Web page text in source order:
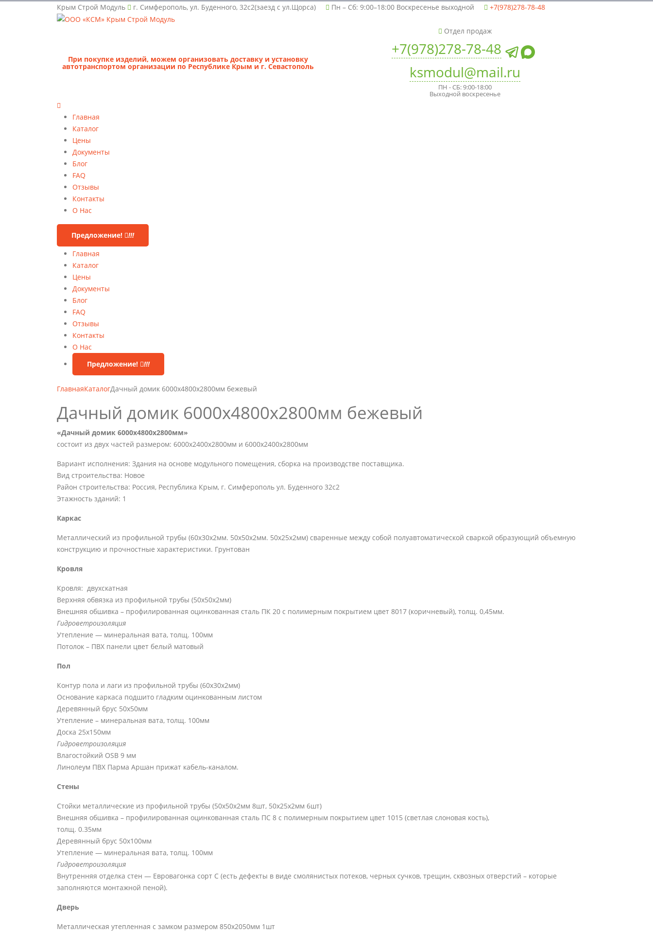
Крым Строй Модуль г. Симферополь, ул. Буденного, 32с2(заезд с ул.Щорса) Пн – Сб: 9:00–18:00 Воскресенье выходной +7(978)278-78-48
При покупке изделий, можем организовать доставку и установку
автотранспортом организации по Республике Крым и г. Севастополь
Отдел продаж
+7(978)278-78-48
ksmodul@mail.ru
ПН - СБ: 9:00-18:00
Выходной воскресенье
Главная
Каталог
Цены
Документы
Блог
FAQ
Отзывы
Контакты
О Нас
Предложение!
!!!
Главная
Каталог
Цены
Документы
Блог
FAQ
Отзывы
Контакты
О Нас
Предложение!
!!!
ГлавнаяКаталогДачный домик 6000х4800х2800мм бежевый
Дачный домик 6000х4800х2800мм бежевый
«Дачный домик 6000х4800х2800мм»
состоит из двух частей размером: 6000х2400х2800мм и 6000х2400х2800мм
Вариант исполнения: Здания на основе модульного помещения, сборка на производстве поставщика.
Вид строительства: Новое
Район строительства: Россия, Республика Крым, г. Симферополь ул. Буденного 32с2
Этажность зданий: 1
Каркас
Металлический из профильной трубы (60х30х2мм. 50х50х2мм. 50х25х2мм) сваренные между собой полуавтоматической сваркой образующий объемную
конструкцию и прочностные характеристики. Грунтован
Кровля
Кровля: двухскатная
Верхняя обвязка из профильной трубы (50х50х2мм)
Внешняя обшивка – профилированная оцинкованная сталь ПК 20 с полимерным покрытием цвет 8017 (коричневый), толщ. 0,45мм.
Гидроветроизоляция
Утепление — минеральная вата, толщ. 100мм
Потолок – ПВХ панели цвет белый матовый
Пол
Контур пола и лаги из профильной трубы (60х30х2мм)
Основание каркаса подшито гладким оцинкованным листом
Деревянный брус 50х50мм
Утепление – минеральная вата, толщ. 100мм
Доска 25х150мм
Гидроветроизоляция
Влагостойкий OSB 9 мм
Линолеум ПВХ Парма Аршан прижат кабель-каналом.
Стены
Стойки металлические из профильной трубы (50х50х2мм 8шт, 50х25х2мм 6шт)
Внешняя обшивка – профилированная оцинкованная сталь ПС 8 с полимерным покрытием цвет 1015 (светлая слоновая кость),
толщ. 0.35мм
Деревянный брус 50х100мм
Утепление — минеральная вата, толщ. 100мм
Гидроветроизоляция
Внутренняя отделка стен — Евровагонка сорт С (есть дефекты в виде смолянистых потеков, черных сучков, трещин, сквозных отверстий – которые
заполняются монтажной пеной).
Дверь
Металлическая утепленная с замком размером 850х2050мм 1шт